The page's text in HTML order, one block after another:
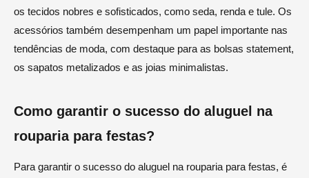
os tecidos nobres e sofisticados, como seda, renda e tule. Os
acessórios também desempenham um papel importante nas
tendências de moda, com destaque para as bolsas statement,
os sapatos metalizados e as joias minimalistas.
Como garantir o sucesso do aluguel na
rouparia para festas?
Para garantir o sucesso do aluguel na rouparia para festas, é